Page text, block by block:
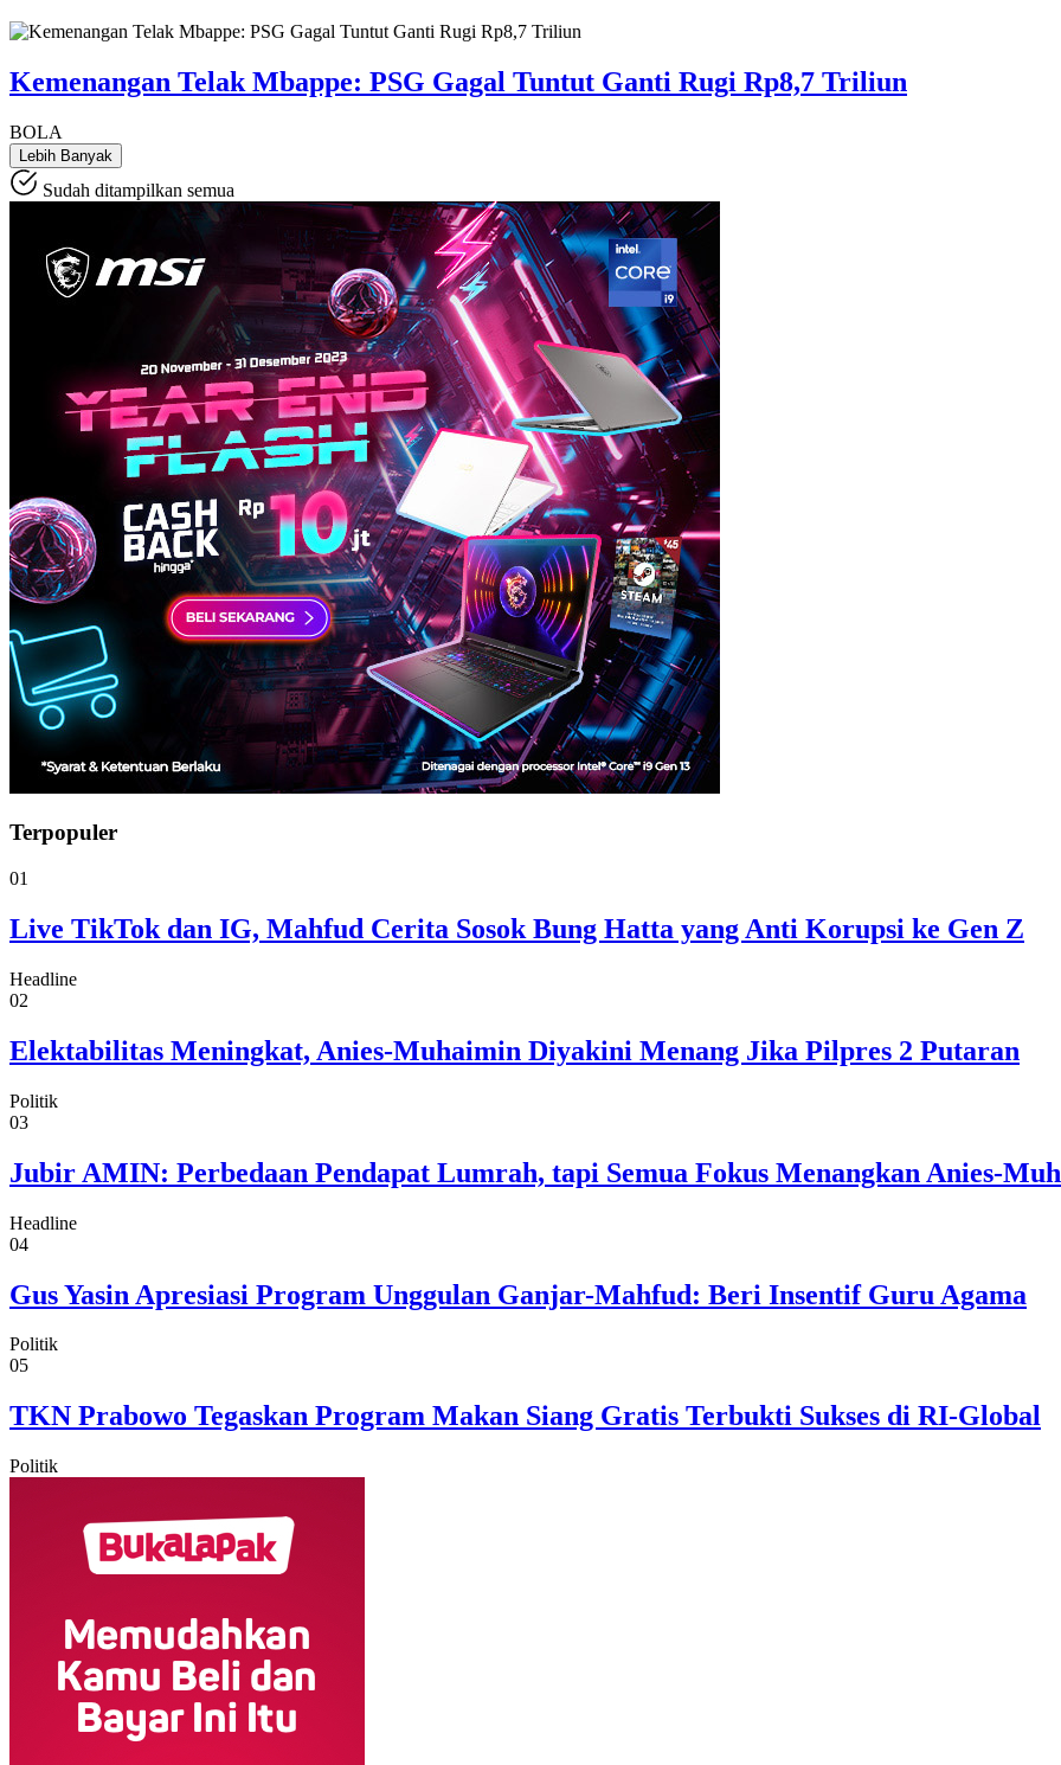
Kemenangan Telak Mbappe: PSG Gagal Tuntut Ganti Rugi Rp8,7 Triliun
BOLA
Lebih Banyak
Sudah ditampilkan semua
Terpopuler
01
Live TikTok dan IG, Mahfud Cerita Sosok Bung Hatta yang Anti Korupsi ke Gen Z
Headline
02
Elektabilitas Meningkat, Anies-Muhaimin Diyakini Menang Jika Pilpres 2 Putaran
Politik
03
Jubir AMIN: Perbedaan Pendapat Lumrah, tapi Semua Fokus Menangkan Anies-
Headline
04
Gus Yasin Apresiasi Program Unggulan Ganjar-Mahfud: Beri Insentif Guru Agama
Politik
05
TKN Prabowo Tegaskan Program Makan Siang Gratis Terbukti Sukses di RI-Global
Politik